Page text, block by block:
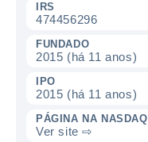
IRS
474456296
FUNDADO
2015 (há 11 anos)
IPO
2015 (há 11 anos)
PÁGINA NA NASDAQ
Ver site ⇨